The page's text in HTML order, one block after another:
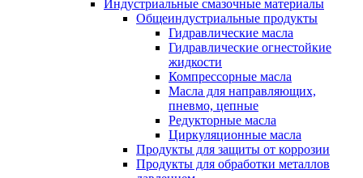
Индустриальные смазочные материалы
Общеиндустриальные продукты
Гидравлические масла
Гидравлические огнестойкие
жидкости
Компрессорные масла
Масла для направляющих,
пневмо, цепные
Редукторные масла
Циркуляционные масла
Продукты для защиты от коррозии
Продукты для обработки металлов